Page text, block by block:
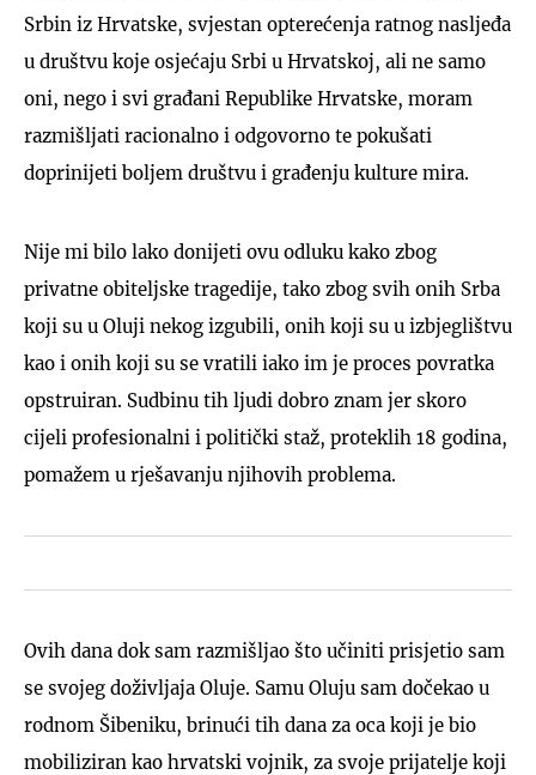
Srbin iz Hrvatske, svjestan opterećenja ratnog nasljeđa
u društvu koje osjećaju Srbi u Hrvatskoj, ali ne samo
oni, nego i svi građani Republike Hrvatske, moram
razmišljati racionalno i odgovorno te pokušati
doprinijeti boljem društvu i građenju kulture mira.
Nije mi bilo lako donijeti ovu odluku kako zbog
privatne obiteljske tragedije, tako zbog svih onih Srba
koji su u Oluji nekog izgubili, onih koji su u izbjeglištvu
kao i onih koji su se vratili iako im je proces povratka
opstruiran. Sudbinu tih ljudi dobro znam jer skoro
cijeli profesionalni i politički staž, proteklih 18 godina,
pomažem u rješavanju njihovih problema.
Ovih dana dok sam razmišljao što učiniti prisjetio sam
se svojeg doživljaja Oluje. Samu Oluju sam dočekao u
rodnom Šibeniku, brinući tih dana za oca koji je bio
mobiliziran kao hrvatski vojnik, za svoje prijatelje koji